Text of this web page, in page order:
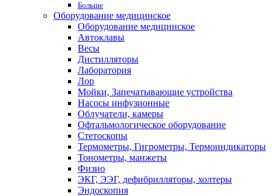
Больше
Оборудование медицинское
Оборудование медицинское
Автоклавы
Весы
Дистилляторы
Лаборатория
Лор
Мойки, Запечатывающие устройства
Насосы инфузионные
Облучатели, камеры
Офтальмологическое оборудование
Стетоскопы
Термометры, Гигрометры, Термоиндикаторы
Тонометры, манжеты
Физио
ЭКГ, ЭЭГ, дефибрилляторы, холтеры
Эндоскопия